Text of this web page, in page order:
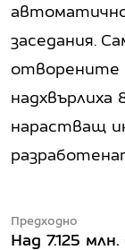
Предходно
Над 7.125
заседания.
отворените
надхвърлиха
нарастващ